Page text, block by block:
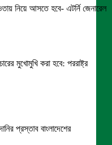
নিয়ে আসতে হবে- এটর্নি জেনারেল
মুখোমুখি করা হবে: পররাষ্ট্র
প্রস্তাব বাংলাদেশের